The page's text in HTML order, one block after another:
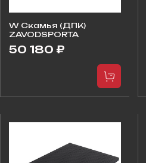
W Скамья (ДПК)
ZAVODSPORTA
50 180 ₽